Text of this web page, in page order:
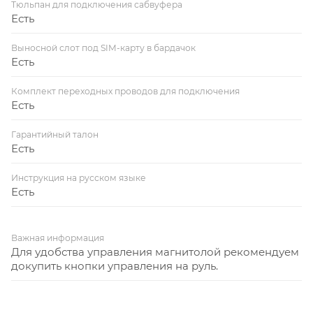
Тюльпан для подключения сабвуфера
Есть
Выносной слот под SIM-карту в бардачок
Есть
Комплект переходных проводов для подключения
Есть
Гарантийный талон
Есть
Инструкция на русском языке
Есть
Важная информация
Для удобства управления магнитолой рекомендуем
докупить кнопки управления на руль.